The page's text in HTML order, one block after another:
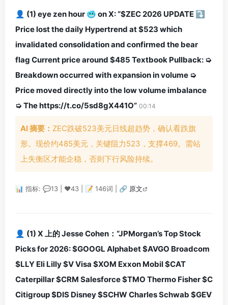
👤 (1) eye zen hour 🥶 on X: “$ZEC 2026 UPDATE ⤵️
Price lost the daily Hypertrend at $523 which
invalidated consolidation and confirmed the bear
flag Current price around $485 Textbook Pullback: ➭
Breakdown occurred with expansion in volume ➭
Price moved directly into the low volume imbalance
➭ The https://t.co/5sd8gX441O” 00:14
AI 摘要： ZEC跌破523美元日线超趋势，确认看跌旗
形。现价约485美元，关键阻力523，支撑469。需站
上失衡区才能企稳，否则下行风险持续。
📊 指标: 💬13 | ❤️43 | 📝 146词 | 🔗 原文
👤 (1) X 上的 Jesse Cohen：“JPMorgan’s Top Stock
Picks for 2026: $GOOGL Alphabet $AVGO Broadcom
$LLY Eli Lilly $V Visa $XOM Exxon Mobil $CAT
Caterpillar $CRM Salesforce $TMO Thermo Fisher $C
Citigroup $DIS Disney $SCHW Charles Schwab $GEV